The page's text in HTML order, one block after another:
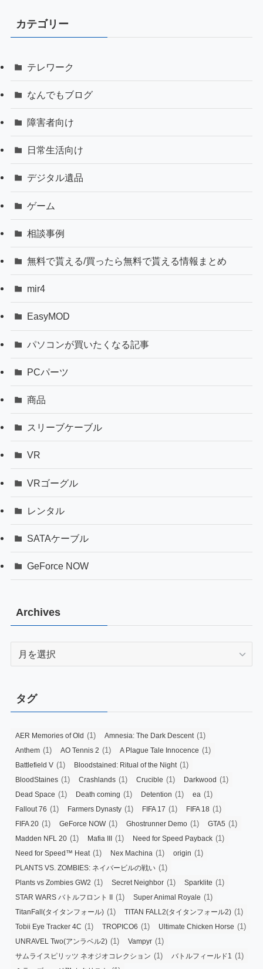
カテゴリー
テレワーク
なんでもブログ
障害者向け
日常生活向け
デジタル遺品
ゲーム
相談事例
無料で貰える/買ったら無料で貰える情報まとめ
mir4
EasyMOD
パソコンが買いたくなる記事
PCパーツ
商品
スリーブケーブル
VR
VRゴーグル
レンタル
SATAケーブル
GeForce NOW
Archives
Archives
タグ
AER Memories of Old (1) Amnesia: The Dark Descent(1)
Anthem (1) AO Tennis 2 (1) A Plague Tale Innocence (1)
Battlefield V (1) Bloodstained: Ritual of the Night(1)
BloodStaines (1) Crashlands (1) Crucible (1) Darkwood (1)
Dead Space (1) Death coming (1) Detention (1) ea (1)
Fallout 76 (1) Farmers Dynasty (1) FIFA 17 (1) FIFA 18 (1)
FIFA 20 (1) GeForce NOW(1) Ghostrunner Demo (1) GTA5 (1)
Madden NFL 20 (1) Mafia III (1) Need for Speed Payback (1)
Need for Speed™ Heat(1) Nex Machina (1) origin (1)
PLANTS VS. ZOMBIES: ネイバービルの戦い (1)
Plants vs Zombies GW2 (1) Secret Neighbor (1) Sparklite (1)
STAR WARS バトルフロント II (1) Super Animal Royale (1)
TitanFall(タイタンフォール) (1) TITAN FALL2(タイタンフォール2) (1)
Tobii Eye Tracker 4C (1) TROPICO6 (1) Ultimate Chicken Horse (1)
UNRAVEL Two(アンラベル2) (1) Vampyr (1)
サムライスピリッツ ネオジオコレクション (1) バトルフィールド1 (1)